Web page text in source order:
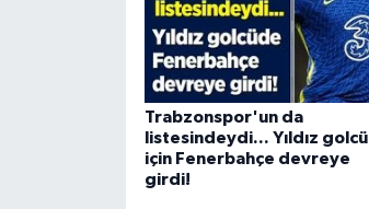
Trabzonspor'un da
listesindeydi... Yıldız golcü
için Fenerbahçe devreye
girdi!